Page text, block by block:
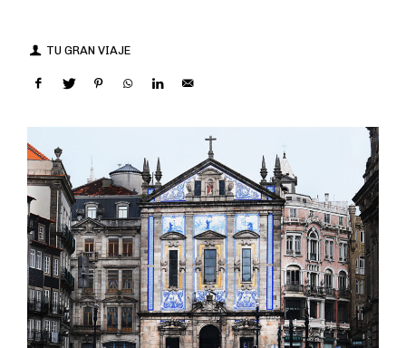
TU GRAN VIAJE